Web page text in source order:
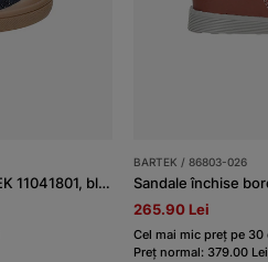
Ghete decupate pentru fete BARTEK 11041801, bleumarin
BARTEK / 86803-026
Sandale închise
265.90 Lei
Cel mai mic preț pe 30
Preț normal: 379.00 Lei